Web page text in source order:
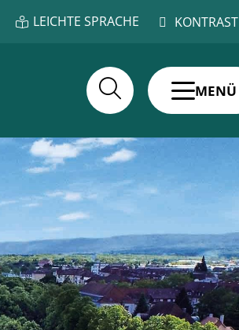
LEICHTE SPRACHE KONTRAST
MENÜ